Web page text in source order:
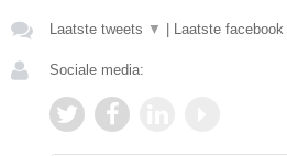
Laatste tweets ▼ Laatste
Sociale media: